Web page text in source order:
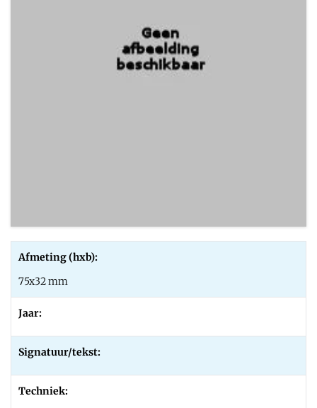
Afmeting (hxb):
75x32 mm
Jaar:
Signatuur/tekst:
Techniek: